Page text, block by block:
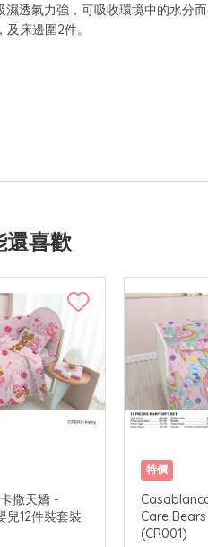
透氣力強，可吸收環境中的水分
床邊圍2件。
還喜歡
撒天嬌 -
兒12件裝套裝
特價
Care
(CR001)